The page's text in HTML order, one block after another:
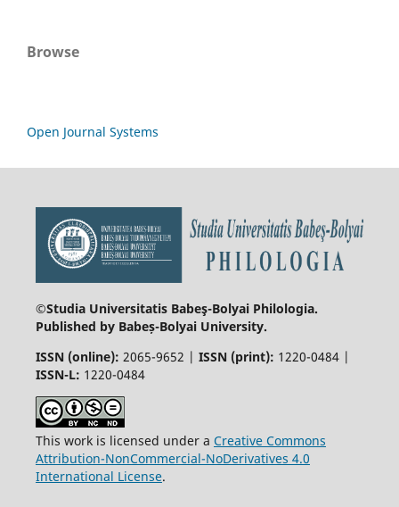
Browse
Open Journal Systems
©Studia Universitatis Babeş-Bolyai Philologia.
Published by Babeș-Bolyai University.
ISSN (online): 2065-9652 | ISSN (print): 1220-0484 |
ISSN-L: 1220-0484
This work is licensed under a Creative Commons
Attribution-NonCommercial-NoDerivatives 4.0
International License.